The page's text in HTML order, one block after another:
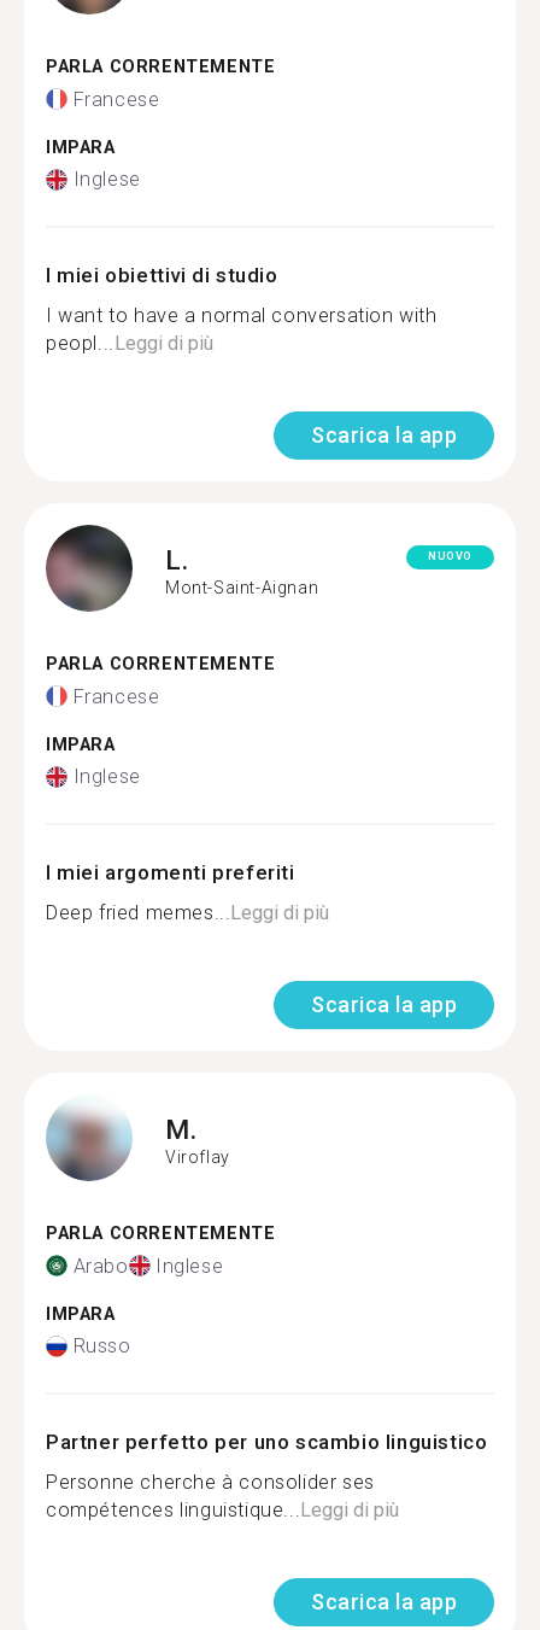
PARLA CORRENTEMENTE
Francese
IMPARA
Inglese
I miei obiettivi di studio
I want to have a normal conversation with
peopl...Leggi di più
Scarica la app
L.
Mont-Saint-Aignan
NUOVO
PARLA CORRENTEMENTE
Francese
IMPARA
Inglese
I miei argomenti preferiti
Deep fried memes...Leggi di più
Scarica la app
M.
Viroflay
PARLA CORRENTEMENTE
Arabo Inglese
IMPARA
Russo
Partner perfetto per uno scambio linguistico
Personne cherche à consolider ses
compétences linguistique...Leggi di più
Scarica la app